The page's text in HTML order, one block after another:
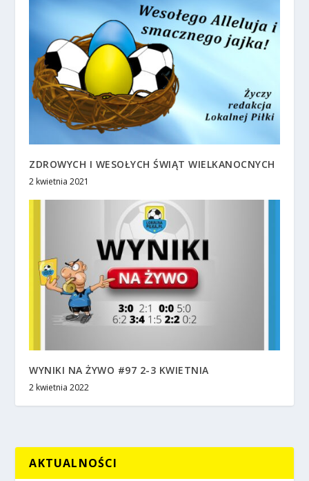
ZDROWYCH I WESOŁYCH ŚWIĄT WIELKANOCNYCH
2 kwietnia 2021
WYNIKI NA ŻYWO #97 2-3 KWIETNIA
2 kwietnia 2022
AKTUALNOŚCI